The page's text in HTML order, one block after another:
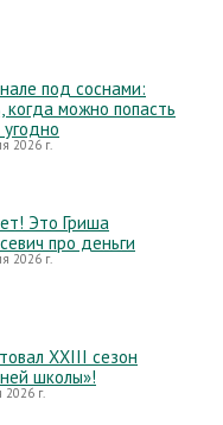
под соснами:
когда можно попасть
2026 г.
Это Гриша
про деньги
2026 г.
XXIII сезон
школы»!
2026 г.